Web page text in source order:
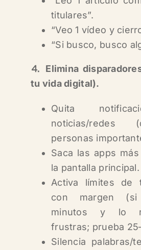
titulares”.
“Veo 1 vídeo y
“Si busco, busco
⒋ Elimina
tu vida digital).
Quita
noticias/redes
personas
Saca las apps
la pantalla principal.
Activa límites de
con margen
minutos y lo
frustras; prueba
Silencia palabras/